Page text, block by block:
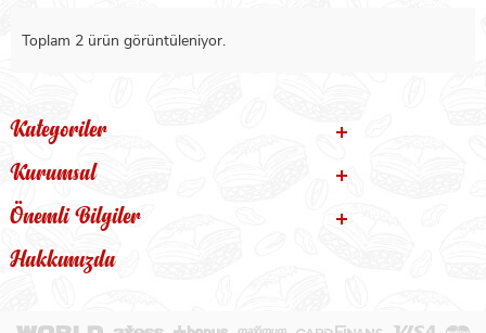
Toplam 2 ürün görüntüleniyor.
Kategoriler
Kurumsal
Önemli Bilgiler
Hakkımızda